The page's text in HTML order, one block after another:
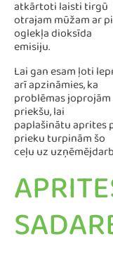
atkārtoti laisti tirgū
otrajam mūžam ar
oglekļa dioksīda
emisiju.
Lai gan esam ļoti
arī apzināmies, ka
problēmas
priekšu, lai
paplašinātu aprites
prieku turpinām šo
ceļu uz